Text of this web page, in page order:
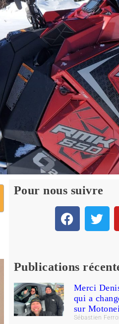
Pour nous suivre
Publications
Merci
qui a
sur
Sébastien